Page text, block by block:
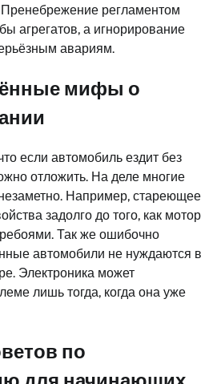
регламентом
агрегатов, а игнорирование
авариям.
мифы о
если автомобиль ездит без
отложить. На деле многие
Например, стареющее
задолго до того, как мотор
Так же ошибочно
автомобили не нуждаются в
Электроника может
лишь тогда, когда она уже
по